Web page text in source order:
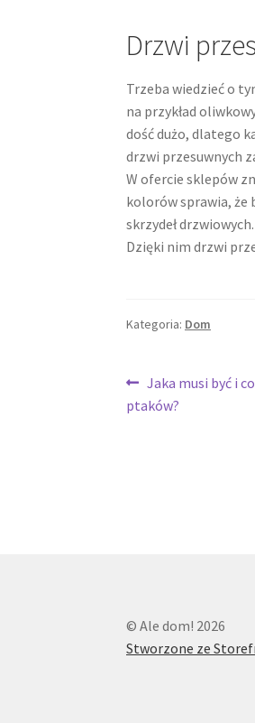
Drzwi
Trzeba wiedzieć o
na przykład
dość dużo, dlatego
drzwi przesuwnych
W ofercie sklepów
kolorów sprawia, że
skrzydeł
Dzięki nim drzwi
Kategoria: Dom
Nawigacja
wpisu
Poprzedni
wpis:
Jaka musi być i
ptaków?
© Ale dom! 2026
Stworzone ze